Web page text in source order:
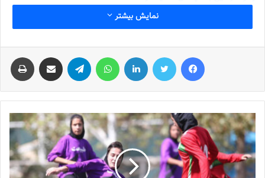
نوشته های مشابه
شماره 772 روزنامه فوتبالز منتشر شد
2022-12-16
شماره 1054 روزنامه فوتبالز منتشر شد
2023-12-25
شماره 900 روزنامه فوتبالز منتشر شد
نمایش بیشتر